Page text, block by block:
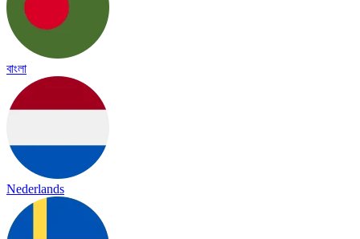
বাংলা
Nederlands